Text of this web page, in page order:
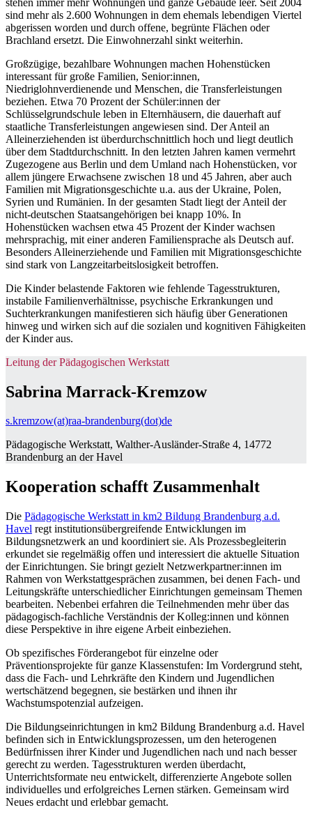
sind mehr als 2.600 Wohnungen in dem ehemals lebendigen Viertel
abgerissen worden und durch offene, begrünte Flächen oder
Brachland ersetzt. Die Einwohnerzahl sinkt weiterhin.
Großzügige, bezahlbare Wohnungen machen Hohenstücken
interessant für große Familien, Senior:innen,
Niedriglohnverdienende und Menschen, die Transferleistungen
beziehen. Etwa 70 Prozent der Schüler:innen der
Schlüsselgrundschule leben in Elternhäusern, die dauerhaft auf
staatliche Transferleistungen angewiesen sind. Der Anteil an
Alleinerziehenden ist überdurchschnittlich hoch und liegt deutlich
über dem Stadtdurchschnitt. In den letzten Jahren kamen vermehrt
Zugezogene aus Berlin und dem Umland nach Hohenstücken, vor
allem jüngere Erwachsene zwischen 18 und 45 Jahren, aber auch
Familien mit Migrationsgeschichte u.a. aus der Ukraine, Polen,
Syrien und Rumänien. In der gesamten Stadt liegt der Anteil der
nicht-deutschen Staatsangehörigen bei knapp 10%. In
Hohenstücken wachsen etwa 45 Prozent der Kinder wachsen
mehrsprachig, mit einer anderen Familiensprache als Deutsch auf.
Besonders Alleinerziehende und Familien mit Migrationsgeschichte
sind stark von Langzeitarbeitslosigkeit betroffen.
Die Kinder belastende Faktoren wie fehlende Tagesstrukturen,
instabile Familienverhältnisse, psychische Erkrankungen und
Suchterkrankungen manifestieren sich häufig über Generationen
hinweg und wirken sich auf die sozialen und kognitiven Fähigkeiten
der Kinder aus.
Leitung der Pädagogischen Werkstatt
Sabrina Marrack-Kremzow
s.kremzow(at)raa-brandenburg(dot)de
Pädagogische Werkstatt, Walther-Ausländer-Straße 4, 14772
Brandenburg an der Havel
Kooperation schafft Zusammenhalt
Die Pädagogische Werkstatt in km2 Bildung Brandenburg a.d.
Havel regt institutionsübergreifende Entwicklungen im
Bildungsnetzwerk an und koordiniert sie. Als Prozessbegleiterin
erkundet sie regelmäßig offen und interessiert die aktuelle Situation
der Einrichtungen. Sie bringt gezielt Netzwerkpartner:innen im
Rahmen von Werkstattgesprächen zusammen, bei denen Fach- und
Leitungskräfte unterschiedlicher Einrichtungen gemeinsam Themen
bearbeiten. Nebenbei erfahren die Teilnehmenden mehr über das
pädagogisch-fachliche Verständnis der Kolleg:innen und können
diese Perspektive in ihre eigene Arbeit einbeziehen.
Ob spezifisches Förderangebot für einzelne oder
Präventionsprojekte für ganze Klassenstufen: Im Vordergrund steht,
dass die Fach- und Lehrkräfte den Kindern und Jugendlichen
wertschätzend begegnen, sie bestärken und ihnen ihr
Wachstumspotenzial aufzeigen.
Die Bildungseinrichtungen in km2 Bildung Brandenburg a.d. Havel
befinden sich in Entwicklungsprozessen, um den heterogenen
Bedürfnissen ihrer Kinder und Jugendlichen nach und nach besser
gerecht zu werden. Tagesstrukturen werden überdacht,
Unterrichtsformate neu entwickelt, differenzierte Angebote sollen
individuelles und erfolgreiches Lernen stärken. Gemeinsam wird
Neues erdacht und erlebbar gemacht.